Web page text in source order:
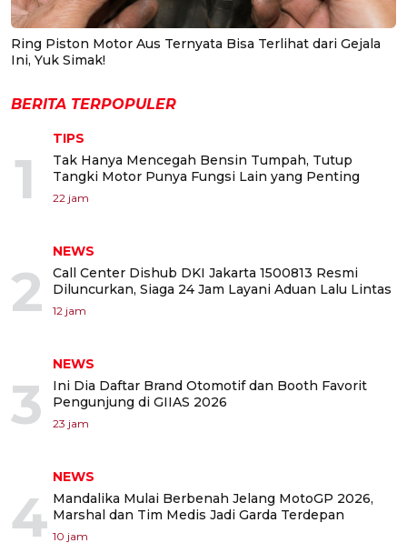
Ring Piston Motor Aus Ternyata Bisa Terlihat dari Gejala
Ini, Yuk Simak!
BERITA TERPOPULER
1
TIPS
Tak Hanya Mencegah Bensin Tumpah, Tutup
Tangki Motor Punya Fungsi Lain yang Penting
22 jam
2
NEWS
Call Center Dishub DKI Jakarta 1500813 Resmi
Diluncurkan, Siaga 24 Jam Layani Aduan Lalu Lintas
12 jam
3
NEWS
Ini Dia Daftar Brand Otomotif dan Booth Favorit
Pengunjung di GIIAS 2026
23 jam
4
NEWS
Mandalika Mulai Berbenah Jelang MotoGP 2026,
Marshal dan Tim Medis Jadi Garda Terdepan
10 jam